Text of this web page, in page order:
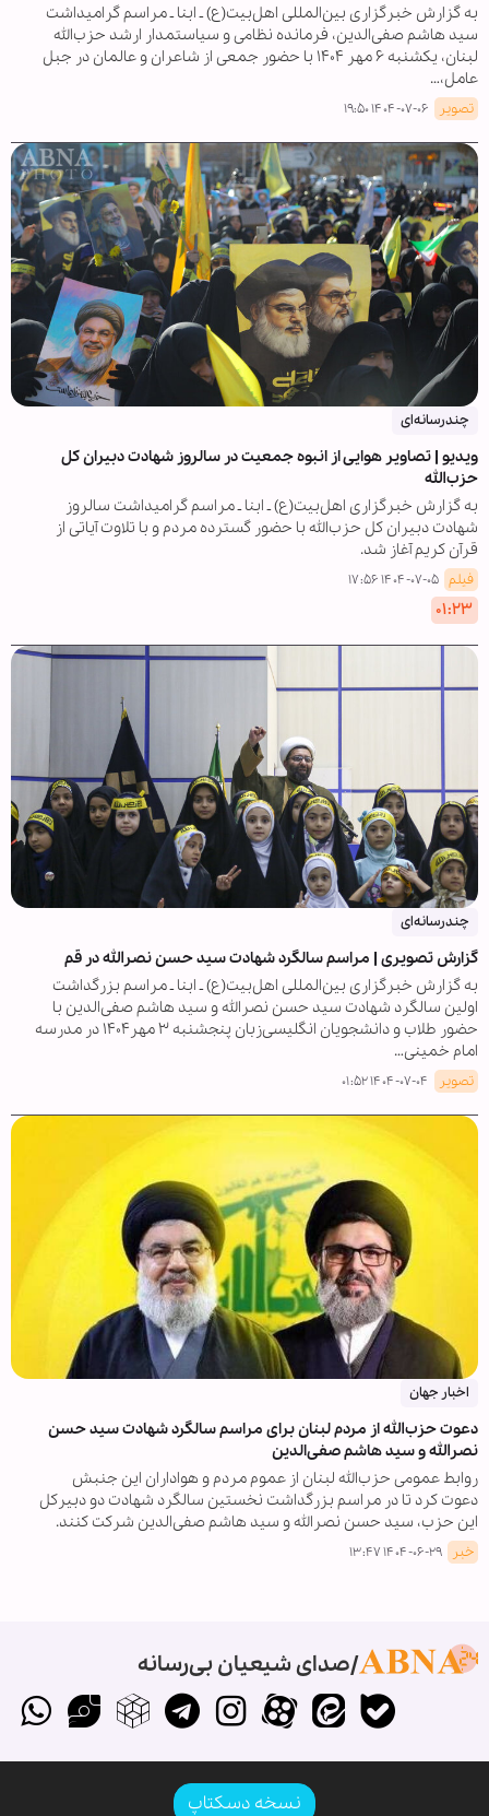
به گزارش خبرگزاری بین‌المللی اهل‌بیت(ع) ـ ابنا ـ مراسم گرامیداشت
سید هاشم صفی‌الدین، فرمانده نظامی و سیاستمدار ارشد حزب‌الله
لبنان، یکشنبه ۶ مهر ۱۴۰۴ با حضور جمعی از شاعران و عالمان در جبل
عامل،…
تصویر ۱۴۰۴-۰۷-۰۶ ۱۹:۵۰
چندرسانه‌ای
ویدیو | تصاویر هوایی از انبوه جمعیت در سالروز شهادت دبیران کل
حزب‌الله
به گزارش خبرگزاری اهل‌بیت(ع) ـ ابنا ـ مراسم گرامیداشت سالروز
شهادت دبیران کل حزب‌الله با حضور گسترده مردم و با تلاوت آیاتی از
قرآن کریم آغاز شد.
فیلم ۱۴۰۴-۰۷-۰۵ ۱۷:۵۶
۰۱:۲۳
چندرسانه‌ای
گزارش تصویری | مراسم سالگرد شهادت سید حسن نصرالله در قم
به گزارش خبرگزاری بین‌المللی اهل‌بیت(ع) ـ ابنا ـ مراسم بزرگداشت
اولین سالگرد شهادت سید حسن نصرالله و سید هاشم صفی‌الدین با
حضور طلاب و دانشجویان انگلیسی‌زبان پنجشنبه ۳ مهر۱۴۰۴ در مدرسه
امام خمینی…
تصویر ۱۴۰۴-۰۷-۰۴ ۰۱:۵۲
اخبار جهان
دعوت حزب‌الله از مردم لبنان برای مراسم سالگرد شهادت سید حسن
نصرالله و سید هاشم صفی‌الدین
روابط عمومی حزب‌الله لبنان از عموم مردم و هواداران این جنبش
دعوت کرد تا در مراسم بزرگداشت نخستین سالگرد شهادت دو دبیرکل
این حزب، سید حسن نصرالله و سید هاشم صفی‌الدین شرکت کنند.
خبر ۱۴۰۴-۰۶-۲۹ ۱۳:۴۷
صدای شیعیان بی‌رسانه
نسخه دسکتاپ